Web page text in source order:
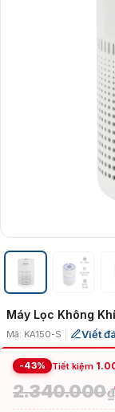
Máy Lọc Không Khí
Mã: KA150-S Viết
-43% Tiết kiệm
2.340.000₫
Giá
Giá